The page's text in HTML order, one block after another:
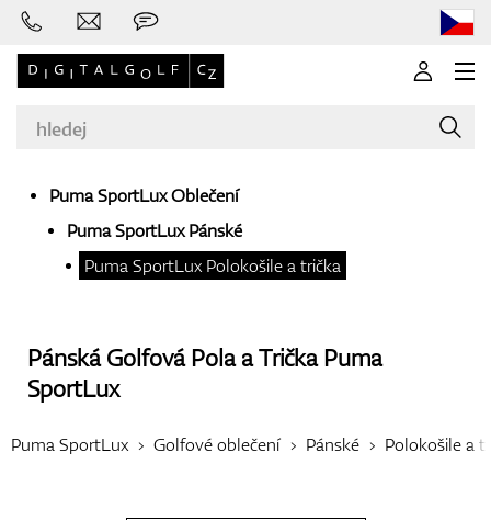
Značky
Golfové hole
Oblečení
Puma SportLux Oblečení
Puma SportLux Pánské
Puma SportLux Polokošile a trička
Pánská Golfová Pola a TričkaPuma
SportLux
Puma SportLux Golfové oblečení Pánské Polokošile a